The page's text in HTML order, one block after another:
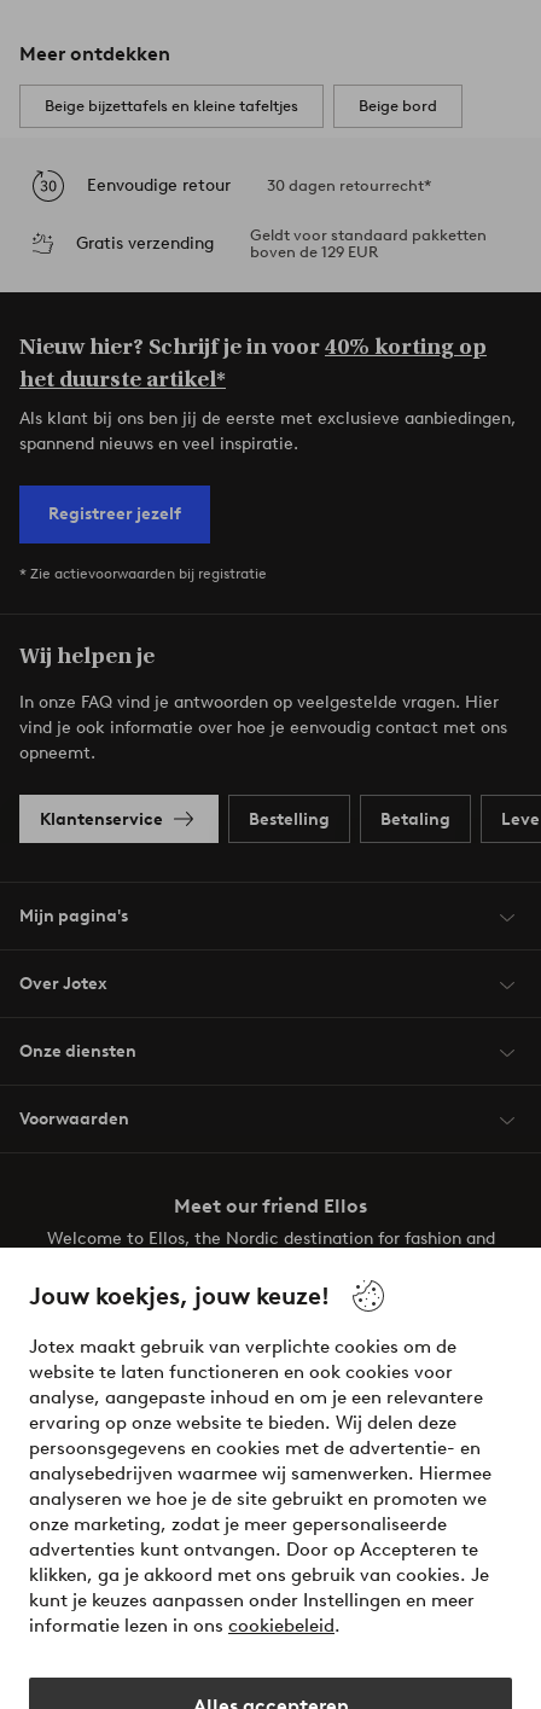
Jouw koekjes, jouw keuze!
Jotex maakt gebruik van verplichte cookies om de
website te laten functioneren en ook cookies voor
analyse, aangepaste inhoud en om je een relevantere
ervaring op onze website te bieden. Wij delen deze
persoonsgegevens en cookies met de advertentie- en
analysebedrijven waarmee wij samenwerken. Hiermee
analyseren we hoe je de site gebruikt en promoten we
onze marketing, zodat je meer gepersonaliseerde
advertenties kunt ontvangen. Door op Accepteren te
klikken, ga je akkoord met ons gebruik van cookies. Je
kunt je keuzes aanpassen onder Instellingen en meer
informatie lezen in ons cookiebeleid.
Meer ontdekken
Beige bijzettafels en kleine tafeltjes Beige bord
Eenvoudige retour 30 dagen retourrecht*
Gratis verzending
Geldt voor standaard pakketten
boven de 129 EUR
Nieuw hier? Schrijf je in voor40% korting op
het duurste artikel*
Als klant bij ons ben jij de eerste met exclusieve aanbiedingen,
spannend nieuws en veel inspiratie.
Registreer jezelf
* Zie actievoorwaarden bij registratie
Wij helpen je
In onze FAQ vind je antwoorden op veelgestelde vragen. Hier
vind je ook informatie over hoe je eenvoudig contact met ons
opneemt.
Klantenservice Bestelling Betaling
Mijn pagina's
Over Jotex
Onze diensten
Voorwaarden
Meet our friend Ellos
Welcome to Ellos, the Nordic destination for fashion and
your wardrobe. Your next inspiring look is here!
Veilig betalen - Nu betalen of opsplitsen
Wil je meer weten over onze betaalopties?